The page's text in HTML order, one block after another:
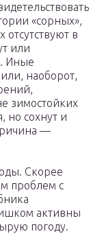
«сорных»,
отсутствуют в
или
Иные
наоборот,
зимостойких
но сохнут и
—
Скорее
проблем с
активны
погоду.